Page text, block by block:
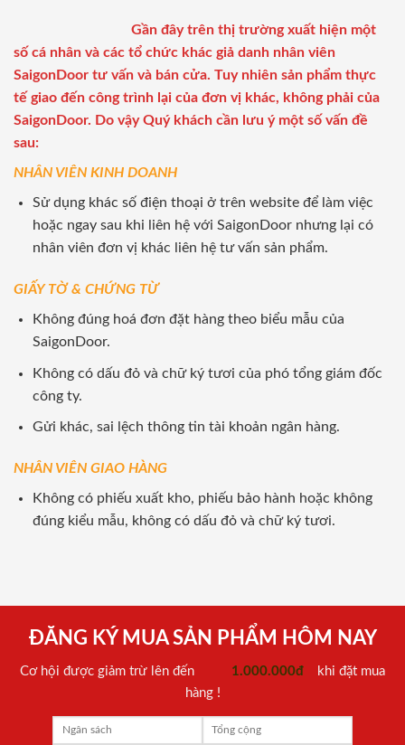
Gần đây trên thị trường xuất hiện một
số cá nhân và các tổ chức khác giả danh nhân viên
SaigonDoor tư vấn và bán cửa. Tuy nhiên sản phẩm thực
tế giao đến công trình lại của đơn vị khác, không phải của
SaigonDoor. Do vậy Quý khách cần lưu ý một số vấn đề
sau:
NHÂN VIÊN KINH DOANH
Sử dụng khác số điện thoại ở trên website để làm việc
hoặc ngay sau khi liên hệ với SaigonDoor nhưng lại có
nhân viên đơn vị khác liên hệ tư vấn sản phẩm.
GIẤY TỜ & CHỨNG TỪ
Không đúng hoá đơn đặt hàng theo biểu mẫu của
SaigonDoor.
Không có dấu đỏ và chữ ký tươi của phó tổng giám đốc
công ty.
Gửi khác, sai lệch thông tin tài khoản ngân hàng.
NHÂN VIÊN GIAO HÀNG
Không có phiếu xuất kho, phiếu bảo hành hoặc không
đúng kiểu mẫu, không có dấu đỏ và chữ ký tươi.
ĐĂNG KÝ MUA SẢN PHẨM HÔM NAY
Cơ hội được giảm trừ lên đến 1.000.000đ
khi đặt mua
hàng !